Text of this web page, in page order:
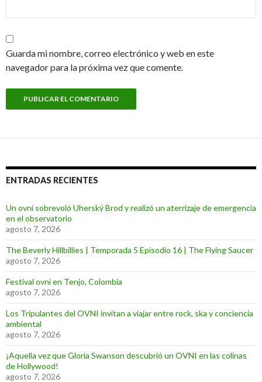
Guarda mi nombre, correo electrónico y web en este
navegador para la próxima vez que comente.
ENTRADAS RECIENTES
Un ovni sobrevoló Uherský Brod y realizó un aterrizaje de emergencia
en el observatorio
agosto 7, 2026
The Beverly Hillbillies | Temporada 5 Episodio 16 | The Flying Saucer
agosto 7, 2026
Festival ovni en Tenjo, Colombia
agosto 7, 2026
Los Tripulantes del OVNI invitan a viajar entre rock, ska y conciencia
ambiental
agosto 7, 2026
¡Aquella vez que Gloria Swanson descubrió un OVNI en las colinas
de Hollywood!
agosto 7, 2026